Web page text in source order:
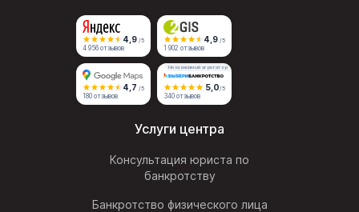
4,9 /5
4 956 отзывов
4,9 /5
1 902 отзывов
4,7 /5
180 отзывов
Независимый агрегатор
5,0/5
340 отзывов
Услуги центра
Консультация юриста по
банкротству
Банкротство физического лица